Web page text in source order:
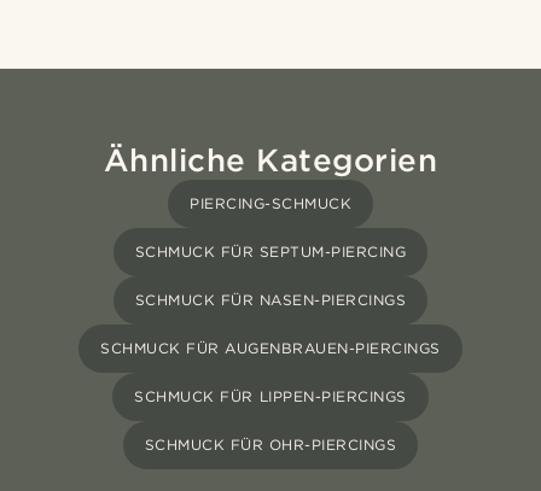
Ähnliche Kategorien
PIERCING-SCHMUCK
SCHMUCK FÜR SEPTUM-PIERCING
SCHMUCK FÜR NASEN-PIERCINGS
SCHMUCK FÜR AUGENBRAUEN-PIERCINGS
SCHMUCK FÜR LIPPEN-PIERCINGS
SCHMUCK FÜR OHR-PIERCINGS